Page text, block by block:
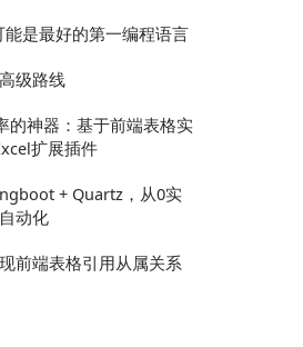
能是最好的第一编程语言
级路线
的神器：基于前端表格实
扩展插件
+ Quartz，从0实
动化
前端表格引用从属关系